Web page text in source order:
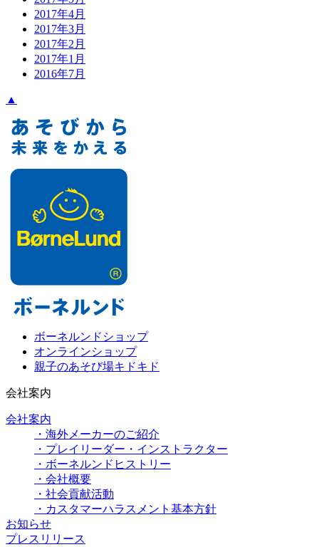
2017年4月
2017年3月
2017年2月
2017年1月
2016年7月
▲
ボーネルンドショップ
オンラインショップ
親子のあそび場キドキド
会社案内
会社案内
・海外メーカーのご紹介
・プレイリーダー・インストラクター
・ボーネルンドヒストリー
・会社概要
・社会貢献活動
・カスタマーハラスメント基本方針
お知らせ
プレスリリース